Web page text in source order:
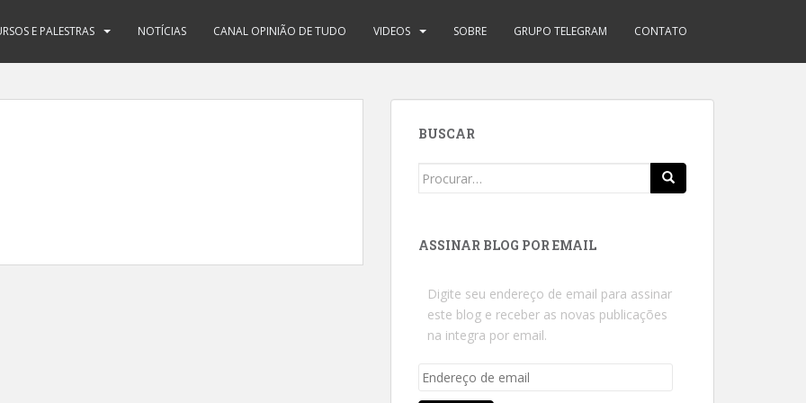
E PALESTRAS NOTÍCIAS CANAL OPINIÃO DE TUDO VIDEOS SOBRE GRUPO TELEGRAM CONTATO
BUSCAR
Search
ASSINAR BLOG POR EMAIL
Digite seu endereço de email para assinar
este blog e receber as novas publicações
na integra por email.
Endereço